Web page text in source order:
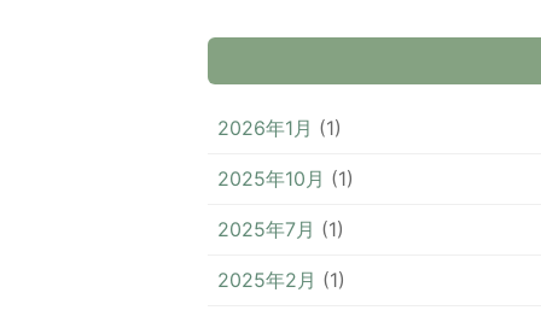
2026年1月 (1)
2025年10月 (1)
2025年7月 (1)
2025年2月 (1)